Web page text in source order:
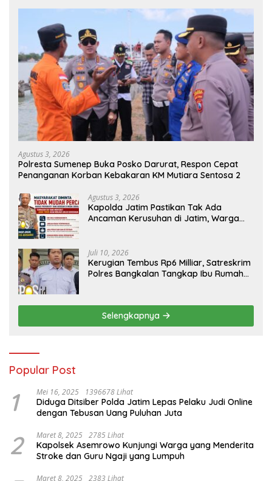
Agustus 3, 2026
Polresta Sumenep Buka Posko Darurat, Respon Cepat
Penanganan Korban Kebakaran KM Mutiara Sentosa 2
Agustus 3, 2026
Kapolda Jatim Pastikan Tak Ada
Ancaman Kerusuhan di Jatim, Warga
Juli 10, 2026
Kerugian Tembus Rp6 Milliar, Satreskrim
Polres Bangkalan Tangkap Ibu Rumah
Selengkapnya
Popular Post
1 Mei 16, 2025 1396678 Lihat
Diduga Ditsiber Polda Jatim Lepas Pelaku Judi Online
dengan Tebusan Uang Puluhan Juta
2 Maret 8, 2025 2785 Lihat
Kapolsek Asemrowo Kunjungi Warga yang Menderita
Stroke dan Guru Ngaji yang Lumpuh
Maret 8, 2025 2383 Lihat